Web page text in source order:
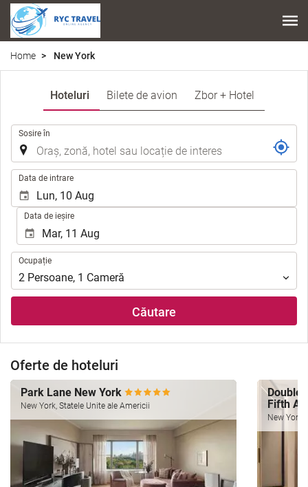
Home New York
Hoteluri Bilete de avion Zbor + Hotel
Sosire în
Data de intrare
Data de ieșire
Ocupație
Ocupație
2 Persoane, 1 Cameră
Căutare
Oferte de hoteluri
Park Lane New York
New York, Statele Unite ale Americii
Fifth
New York,